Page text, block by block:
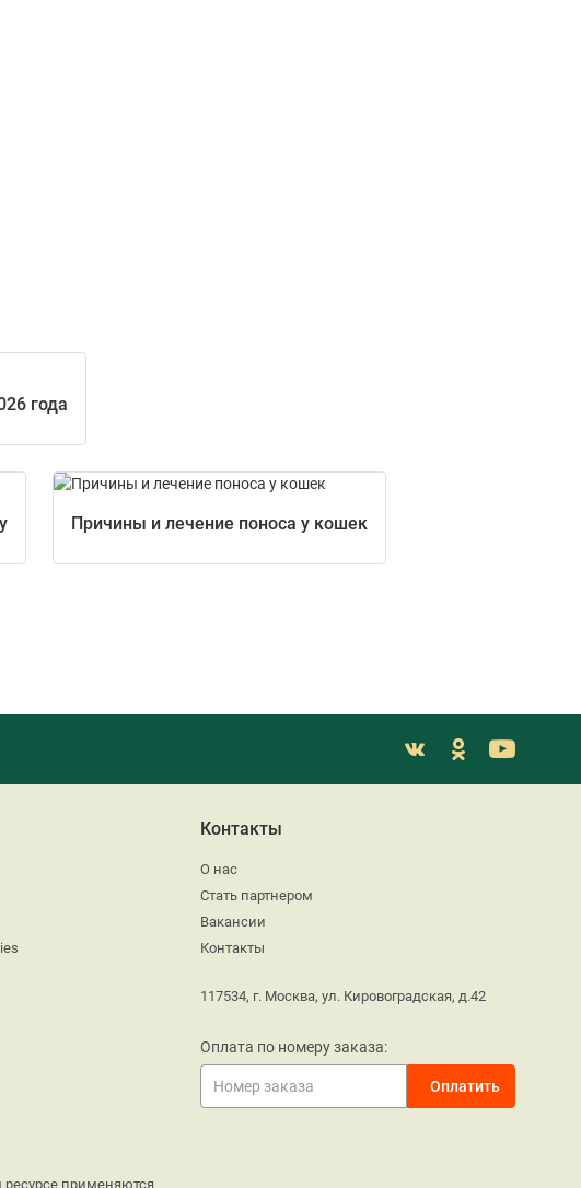
года
Причины и лечение поноса у кошек
применяются
Контакты
О нас
Стать партнером
Вакансии
Контакты
117534, г. Москва, ул. Кировоградская, д.42
Оплата по номеру заказа: